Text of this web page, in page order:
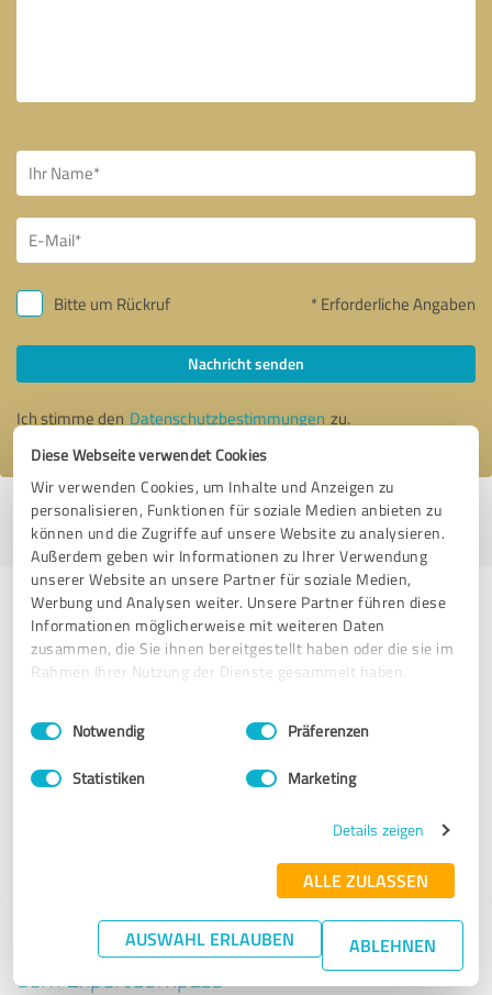
Diese Webseite verwendet Cookies
Wir verwenden Cookies, um Inhalte und Anzeigen zu
personalisieren, Funktionen für soziale Medien anbieten zu
können und die Zugriffe auf unsere Website zu analysieren.
Außerdem geben wir Informationen zu Ihrer Verwendung
unserer Website an unsere Partner für soziale Medien,
Werbung und Analysen weiter. Unsere Partner führen diese
Informationen möglicherweise mit weiteren Daten
zusammen, die Sie ihnen bereitgestellt haben oder die sie im
Rahmen Ihrer Nutzung der Dienste gesammelt haben.
Impressum Datenschutzbestimmungen
Einwilligungsauswahl
Notwendig Präferenzen
Statistiken Marketing
Details zeigen
ALLE ZULASSEN
AUSWAHL ERLAUBEN ABLEHNEN
Bitte um Rückruf * Erforderliche Angaben
Nachricht senden
Ich stimme den Datenschutzbestimmungen zu.
Profil aktiv seit 05.12.2017 |Letzte Aktualisierung: 11.09.2023|Profil
melden
Erfahrungen zu weiteren
Anbietern aus dem Bereich
Medienproduktion
TV Mittelrhein
Tipp: Die passenden Experten finden - mit
dem ExpertCompass